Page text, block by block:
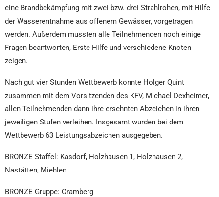
eine Brandbekämpfung mit zwei bzw. drei Strahlrohen, mit Hilfe
der Wasserentnahme aus offenem Gewässer, vorgetragen
werden. Außerdem mussten alle Teilnehmenden noch einige
Fragen beantworten, Erste Hilfe und verschiedene Knoten
zeigen.
Nach gut vier Stunden Wettbewerb konnte Holger Quint
zusammen mit dem Vorsitzenden des KFV, Michael Dexheimer,
allen Teilnehmenden dann ihre ersehnten Abzeichen in ihren
jeweiligen Stufen verleihen. Insgesamt wurden bei dem
Wettbewerb 63 Leistungsabzeichen ausgegeben.
BRONZE Staffel: Kasdorf, Holzhausen 1, Holzhausen 2,
Nastätten, Miehlen
BRONZE Gruppe: Cramberg